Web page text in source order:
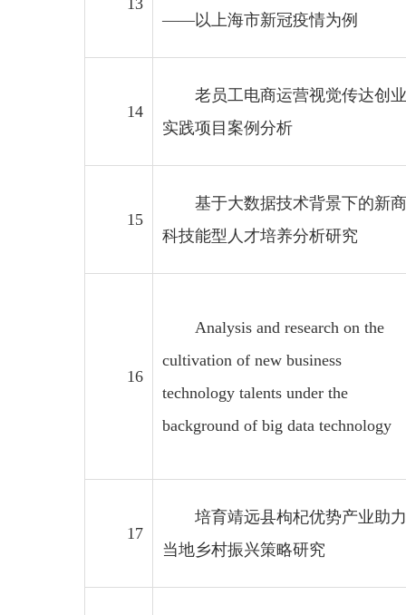
13
——以上海市新冠疫情为例
14
老员工电商运营视觉传达创业
实践项目案例分析
15
基于大数据技术背景下的新商
科技能型人才培养分析研究
16
Analysis and research on the
cultivation of new business
technology talents under the
background of big data technology
17
培育靖远县枸杞优势产业助力
当地乡村振兴策略研究